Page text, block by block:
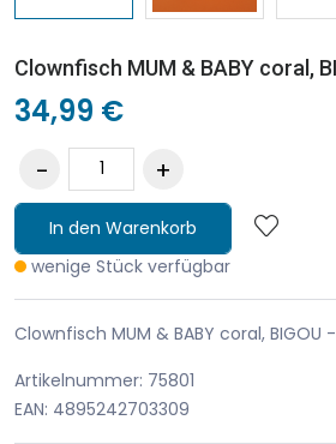
Clownfisch MUM & BABY coral,
34,99 €
In den Warenkorb
wenige Stück verfügbar
Clownfisch MUM & BABY coral, BIGOU
Artikelnummer: 75801
EAN: 4895242703309